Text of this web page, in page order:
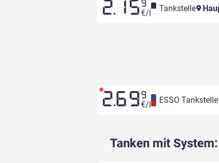
2.15 9
€/l Tankstelle
2.69 9
€/l ESSO Tankstelle
Tanken mit